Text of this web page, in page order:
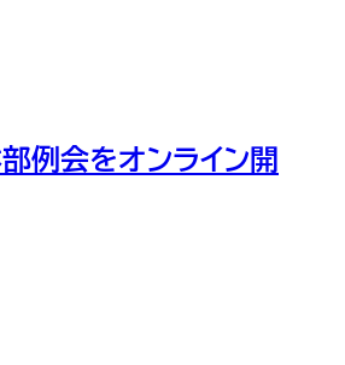
例会をオンライン開